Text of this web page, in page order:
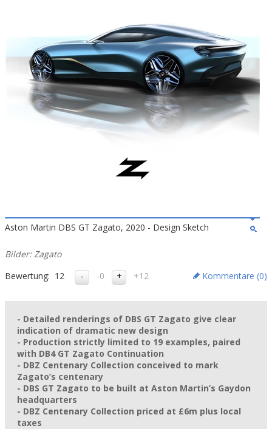
Aston Martin DBS GT Zagato, 2020 - Design Sketch
Bilder: Zagato
Bewertung: 12 -0 +12 Kommentare (0)
- Detailed renderings of DBS GT Zagato give clear
indication of dramatic new design
- Production strictly limited to 19 examples, paired
with DB4 GT Zagato Continuation
- DBZ Centenary Collection conceived to mark
Zagato’s centenary
- DBS GT Zagato to be built at Aston Martin’s Gaydon
headquarters
- DBZ Centenary Collection priced at £6m plus local
taxes